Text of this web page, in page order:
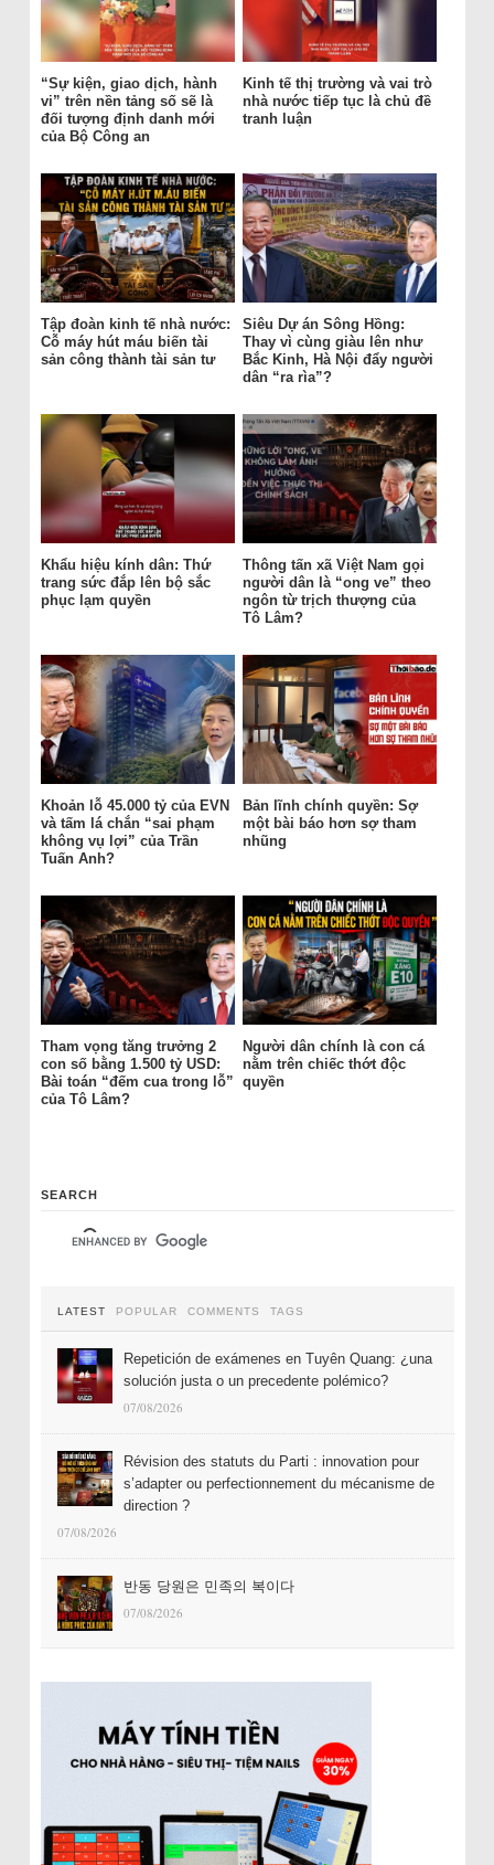
“Sự kiện, giao dịch, hành
vi” trên nền tảng số sẽ là
đối tượng định danh mới
của Bộ Công an
Kinh tế thị trường và vai trò
nhà nước tiếp tục là chủ đề
tranh luận
Tập đoàn kinh tế nhà nước:
Cỗ máy hút máu biến tài
sản công thành tài sản tư
Siêu Dự án Sông Hồng:
Thay vì cùng giàu lên như
Bắc Kinh, Hà Nội đẩy người
dân “ra rìa”?
Khẩu hiệu kính dân: Thứ
trang sức đắp lên bộ sắc
phục lạm quyền
Thông tấn xã Việt Nam gọi
người dân là “ong ve” theo
ngôn từ trịch thượng của
Tô Lâm?
Khoản lỗ 45.000 tỷ của EVN
và tấm lá chắn “sai phạm
không vụ lợi” của Trần
Tuấn Anh?
Bản lĩnh chính quyền: Sợ
một bài báo hơn sợ tham
nhũng
Tham vọng tăng trưởng 2
con số bằng 1.500 tỷ USD:
Bài toán “đếm cua trong lỗ”
của Tô Lâm?
Người dân chính là con cá
nằm trên chiếc thớt độc
quyền
SEARCH
LATEST POPULAR COMMENTS TAGS
Repetición de exámenes en Tuyên Quang: ¿una
solución justa o un precedente polémico?
07/08/2026
Révision des statuts du Parti : innovation pour
s’adapter ou perfectionnement du mécanisme de
direction ?
07/08/2026
반동 당원은 민족의 복이다
07/08/2026